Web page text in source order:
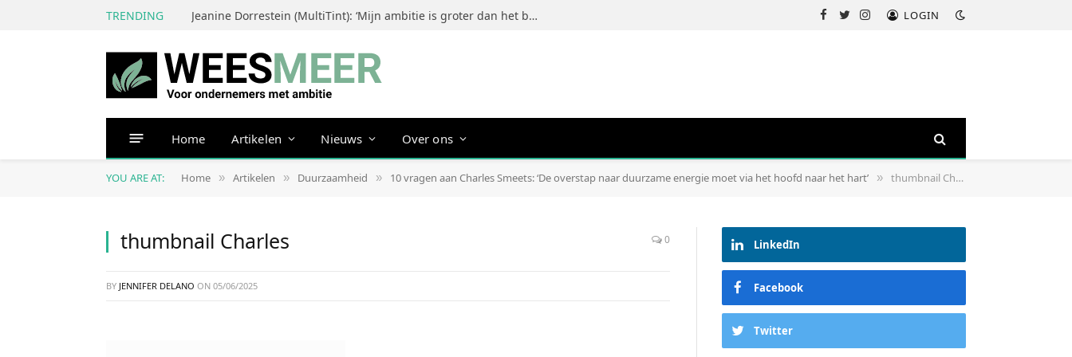
TRENDING Jeanine Dorrestein (MultiTint): ‘Mijn ambitie is groter dan het bouwen van een succesvol merk’ Facebook
TwitterInstagramLOGIN
Home Artikelen Nieuws Over ons
YOU ARE AT: Home » Artikelen » Duurzaamheid » 10 vragen aan Charles Smeets: ‘De overstap naar duurzame energie moet via het hoofd naar het hart’ » thumbnail Charles
thumbnail Charles 0
BY JENNIFER DELANO ON 05/06/2025
LinkedIn
Facebook
Twitter